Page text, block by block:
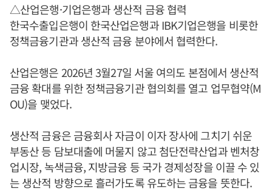
△산업은행·기업은행과 생산적 금융 협력
한국수출입은행이 한국산업은행과 IBK기업은행을 비롯한
정책금융기관과 생산적 금융 분야에서 협력한다.
산업은행은 2026년 3월27일 서울 여의도 본점에서 생산적
금융 확대를 위한 정책금융기관 협의회를 열고 업무협약(M
OU)을 맺었다.
생산적 금융은 금융회사 자금이 이자 장사에 그치기 쉬운
부동산 등 담보대출에 머물지 않고 첨단전략산업과 벤처창
업시장, 녹색금융, 지방금융 등 국가 경제성장을 이끌 수 있
는 생산적 방향으로 흘러가도록 유도하는 금융을 뜻한다.